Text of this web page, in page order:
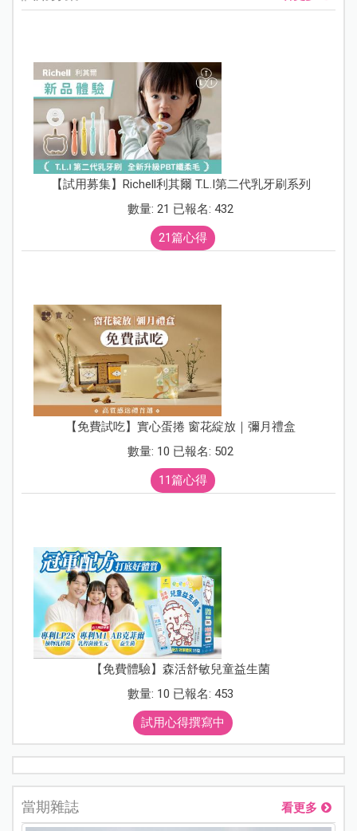
【試用募集】Richell利其爾 T.L.I第二代乳牙刷系列
數量: 21 已報名: 432
21篇心得
【免費試吃】實心蛋捲 窗花綻放｜彌月禮盒
數量: 10 已報名: 502
11篇心得
【免費體驗】森活舒敏兒童益生菌
數量: 10 已報名: 453
試用心得撰寫中
當期雜誌 看更多